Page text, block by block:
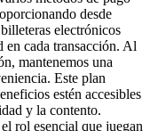
desde
electrónicos
cada transacción. Al
mantenemos una
Este plan
estén accesibles
y la contento.
rol esencial que juegan